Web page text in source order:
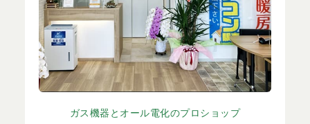
ガス機器とオール電化のプロショップ